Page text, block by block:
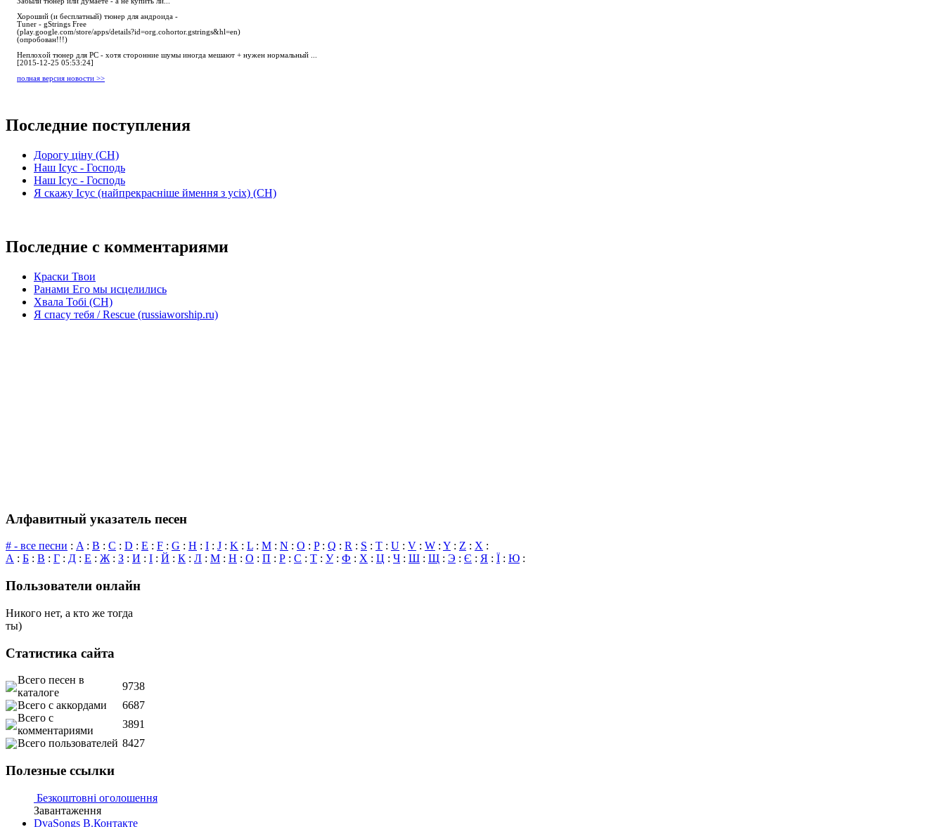
Хороший (и бесплатный) тюнер для андроида -
Tuner - gStrings Free
(play.google.com/store/apps/details?id=org.cohortor.gstrings&hl=en)
(опробован!!!)
Неплохой тюнер для РС - хотя сторонние шумы иногда мешают + нужен нормальный ...
[2015-12-25 05:53:24]
полная версия новости >>
Последние поступления
Дорогу ціну (СН)
Наш Ісус - Господь
Наш Ісус - Господь
Я скажу Ісус (найпрекрасніше ймення з усіх) (СН)
Последние с комментариями
Краски Твои
Ранами Его мы исцелились
Хвала Тобі (СН)
Я спасу тебя / Rescue (russiaworship.ru)
Алфавитный указатель песен
# - все песни : A: B : C : D : E : F : G : H : I : J : K : L : M : N : O : P: Q : R : S : T : U : V : W : Y : Z : X :
А : Б : В : Г : Д : Е : Ж: З : И : І : Й : К : Л : М : Н : О : П : Р : С : Т : У: Ф : Х : Ц : Ч : Ш : Щ : Э : Є : Я : Ї : Ю :
Пользователи онлайн
Никого нет, а кто же тогда
ты)
Статистика сайта
Всего песен в
каталоге
9738
Всего с аккордами
6687
Всего с
комментариями
3891
Всего пользователей 8427
Полезные ссылки
Безкоштовні оголошення
Завантаження
DvaSongs В.Контакте